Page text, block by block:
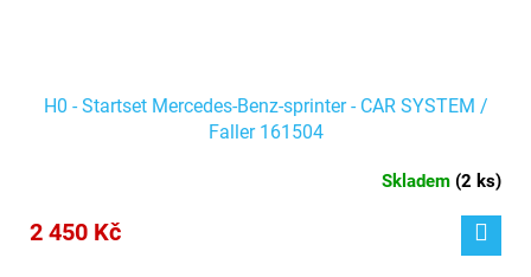
H0 - Startset Mercedes-Benz-sprinter - CAR SYSTEM /
Faller 161504
Skladem (2 ks)
2 450 Kč